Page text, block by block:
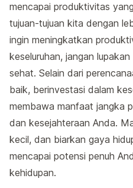
mencapai produktivitas
tujuan-tujuan kita dengan
ingin meningkatkan
keseluruhan, jangan
sehat. Selain dari
baik, berinvestasi dalam
membawa manfaat jangka
dan kesejahteraan Anda.
kecil, dan biarkan gaya
mencapai potensi penuh
kehidupan.